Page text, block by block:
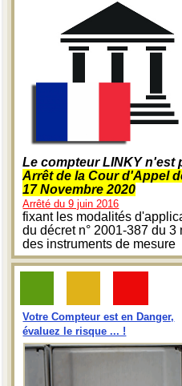
Le compteur LINKY n'est
Arrêt de la Cour d'Appel
17 Novembre 2020
Arrêté du 9 juin 2016
fixant les modalités
du décret n° 2001-387 du
des instruments de mesure
Votre Compteur est en Danger,
évaluez le risque ... !